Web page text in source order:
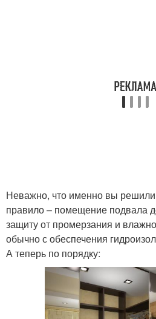
Неважно, что именно вы
правило – помещение подвала
защиту от промерзания и
обычно с обеспечения
А теперь по порядку: